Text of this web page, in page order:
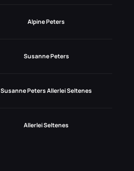
Alpine Peters
Susanne Peters
Susanne Peters Allerlei Seltenes
Allerlei Seltenes